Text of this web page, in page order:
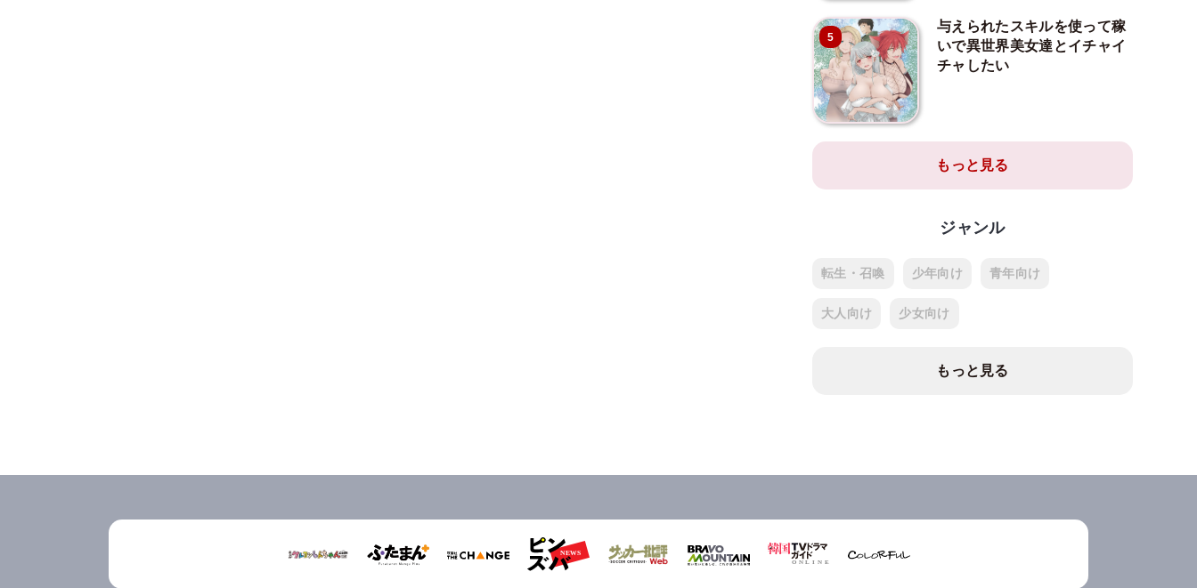
5
与えられたスキルを使って稼
いで異世界美女達とイチャイ
チャしたい
もっと見る
ジャンル
転生・召喚 少年向け 青年向け
大人向け 少女向け
もっと見る